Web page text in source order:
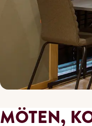
MÖTEN,